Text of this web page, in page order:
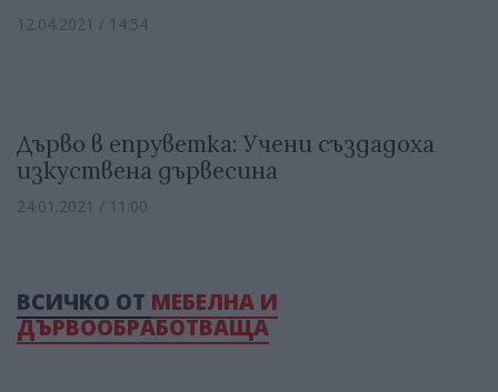
12.04.2021 / 14:54
Дърво в епруветка: Учени създадоха
изкуствена дървесина
24.01.2021 / 11:00
ВСИЧКО ОТ МЕБЕЛНА И
ДЪРВООБРАБОТВАЩА